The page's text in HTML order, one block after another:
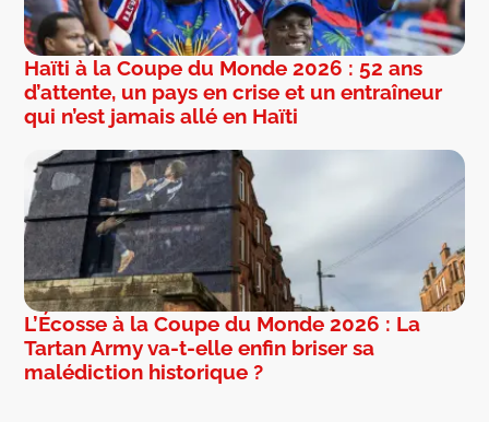
Haïti à la Coupe du Monde 2026 : 52 ans
d’attente, un pays en crise et un entraîneur
qui n’est jamais allé en Haïti
L’Écosse à la Coupe du Monde 2026 : La
Tartan Army va-t-elle enfin briser sa
malédiction historique ?